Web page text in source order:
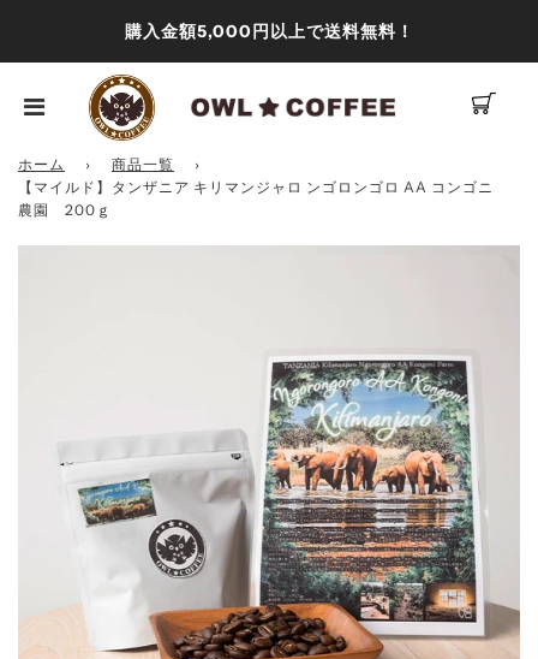
購入金額5,000円以上で送料無料！
ホーム › 商品一覧
›
【マイルド】タンザニア キリマンジャロ ンゴロンゴロ AA コンゴニ
農園 200ｇ